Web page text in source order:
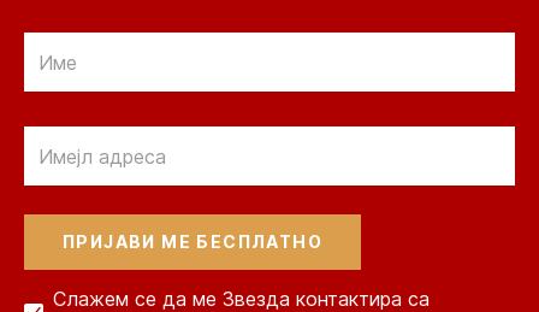
Слажем се да ме Звезда контактира са